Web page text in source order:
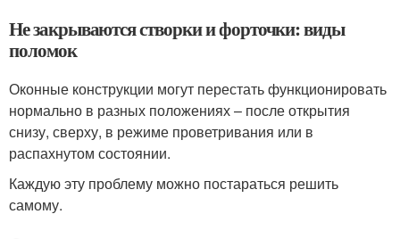
Не закрываются створки и форточки: виды
поломок
Оконные конструкции могут перестать функционировать
нормально в разных положениях – после открытия
снизу, сверху, в режиме проветривания или в
распахнутом состоянии.
Каждую эту проблему можно постараться решить
самому.